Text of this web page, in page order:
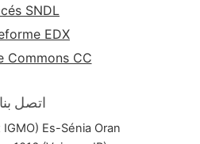
SNDL
EDX
Commons CC
اتصل بنا
Es-Sénia Oran